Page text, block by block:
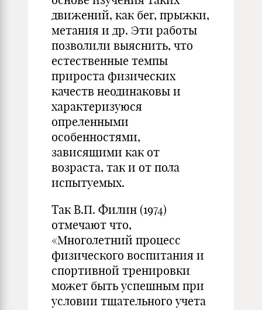
движений, как бег, прыжки,
метания и др. Эти работы
позволили выяснить, что
естественные темпы
прироста физических
качеств неодинаковы и
характеризуюся
опреленными
особенностями,
зависящими как от
возраста, так и от пола
испытуемых.
Так В.П. Филин (1974)
отмечают что,
«Многолетний процесс
физического воспитания и
спортивной тренировки
может быть успешным при
условии тщательного учета